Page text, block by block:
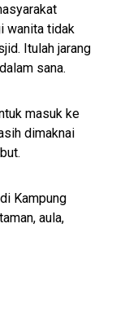
wanita tidak
Itulah jarang
sana.
masuk ke
dimaknai
Kampung
aula,